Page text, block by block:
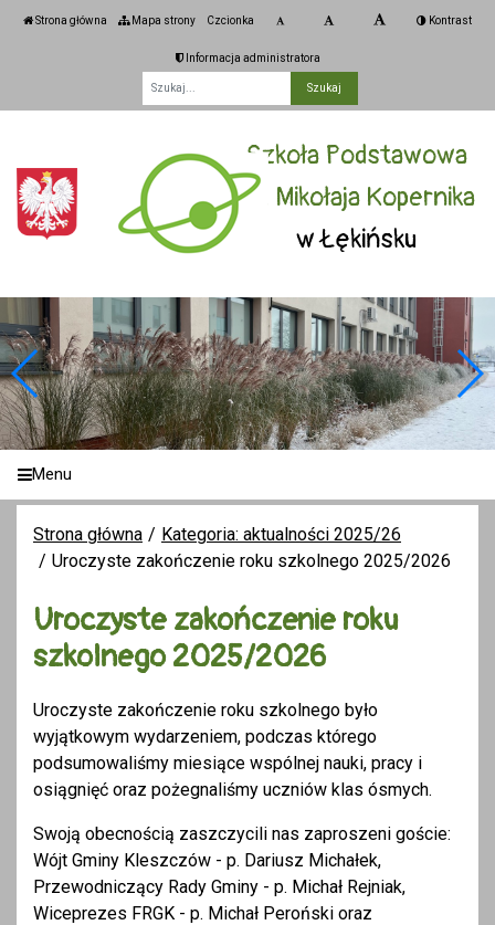
Strona główna Mapa strony Czcionka Kontrast
Informacja administratora
Szkoła Podstawowa
im. Mikołaja Kopernika
w Łękińsku
Menu
Strona główna
Kategoria: aktualności 2025/26
Uroczyste zakończenie roku szkolnego 2025/2026
Uroczyste zakończenie roku
szkolnego 2025/2026
Uroczyste zakończenie roku szkolnego było
wyjątkowym wydarzeniem, podczas którego
podsumowaliśmy miesiące wspólnej nauki, pracy i
osiągnięć oraz pożegnaliśmy uczniów klas ósmych.
Swoją obecnością zaszczycili nas zaproszeni goście:
Wójt Gminy Kleszczów - p. Dariusz Michałek,
Przewodniczący Rady Gminy - p. Michał Rejniak,
Wiceprezes FRGK - p. Michał Peroński oraz